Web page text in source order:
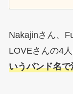
Nakajinさん、
LOVEさんの4人
いうバンド名